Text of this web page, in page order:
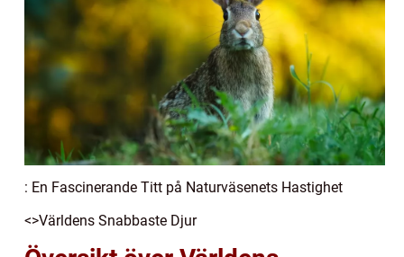
: En Fascinerande Titt på Naturväsenets Hastighet
<>Världens Snabbaste Djur